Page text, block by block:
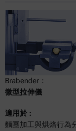
Brabender：
微型拉伸儀
適用於 :
麵團加工與烘焙行為